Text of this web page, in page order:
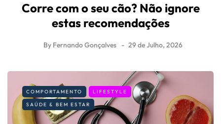
Corre com o seu cão? Não ignore
estas recomendações
By Fernando Gonçalves 29 de Julho, 2026
COMPORTAMENTO
LIFESTYLE
SAÚDE & BEM ESTAR